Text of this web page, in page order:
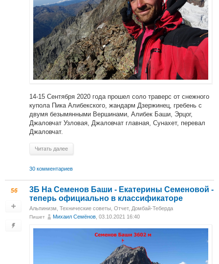
14-15 Сентября 2020 года прошел соло траверс от снежного
купола Пика Алибекского, жандарм Дзержинец, гребень с
двумя безымянными Вершинами, Алибек Баши, Эрцог,
Джаловчат Узловая, Джаловчат главная, Сунахет, перевал
Джаловчат.
Читать далее
30 комментариев
56
3Б На Семенов Баши - Екатерины Семеновой -
теперь официально в классификаторе
Альпинизм Технические советы Отчет, Домбай-Теберда
Пишет Михаил Cемёнов , 03.10.2021 16:40